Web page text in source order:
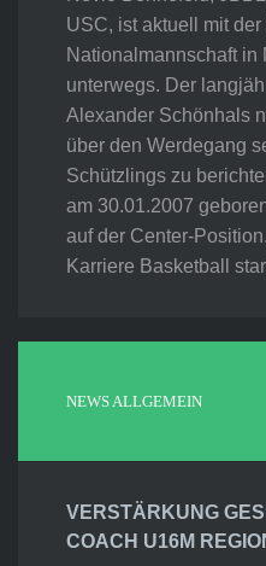
USC, ist aktuell mit der
Nationalmannschaft in
unterwegs. Der
Alexander Schönhals
über den Werdegang
Schützlings zu
am 30.01.2007
auf der Center-
Karriere Basketball
NEWS ALLGEMEIN
VERSTÄRKUNG
COACH U16M